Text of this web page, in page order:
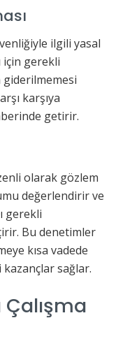
ilgili yasal
için gerekli
giderilmemesi
karşıya
getirir.
olarak gözlem
değerlendirir ve
gerekli
Bu denetimler
kısa vadede
sağlar.